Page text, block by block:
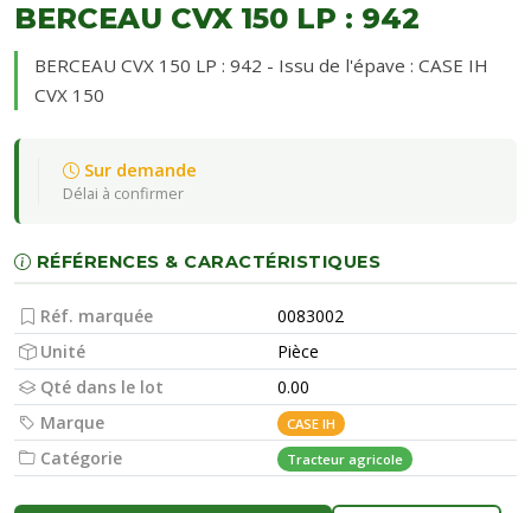
BERCEAU CVX 150 LP : 942
BERCEAU CVX 150 LP : 942 - Issu de l'épave : CASE IH
CVX 150
Sur demande
Délai à confirmer
RÉFÉRENCES & CARACTÉRISTIQUES
Réf. marquée
0083002
Unité
Pièce
Qté dans le lot
0.00
Marque
CASE IH
Catégorie Tracteur agricole